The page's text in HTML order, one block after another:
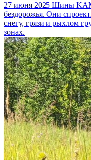
27 июня 2025 Шины
бездорожья. Они
снегу, грязи и рыхлом
зонах.